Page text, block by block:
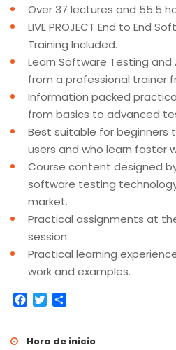
Over 37 lectures and 55.5
LIVE PROJECT End to End
Training Included.
Learn Software Testing
from a professional trainer
Information packed
from basics to advanced
Best suitable for beginners
users and who learn faster
Course content designed
software testing
market.
Practical assignments at
session.
Practical learning
work and examples.
Facebook
Twitter
Hora de inicio